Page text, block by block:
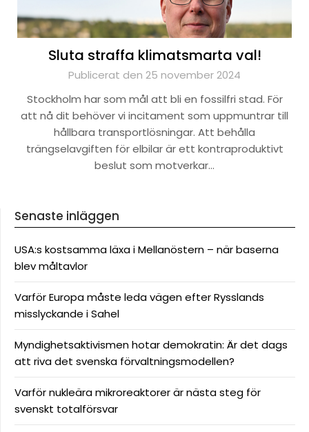
Sluta straffa klimatsmarta val!
Publicerat den 25 november 2024
Stockholm har som mål att bli en fossilfri stad. För
att nå dit behöver vi incitament som uppmuntrar till
hållbara transportlösningar. Att behålla
trängselavgiften för elbilar är ett kontraproduktivt
beslut som motverkar…
Senaste inläggen
USA:s kostsamma läxa i Mellanöstern – när baserna
blev måltavlor
Varför Europa måste leda vägen efter Rysslands
misslyckande i Sahel
Myndighetsaktivismen hotar demokratin: Är det dags
att riva det svenska förvaltningsmodellen?
Varför nukleära mikroreaktorer är nästa steg för
svenskt totalförsvar